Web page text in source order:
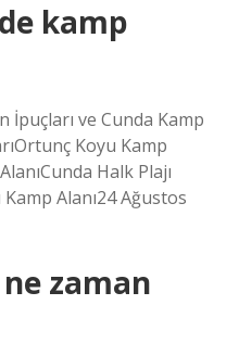
kamp
İpuçları ve Cunda Kamp
Koyu Kamp
Halk Plajı
Alanı24 Ağustos
zaman